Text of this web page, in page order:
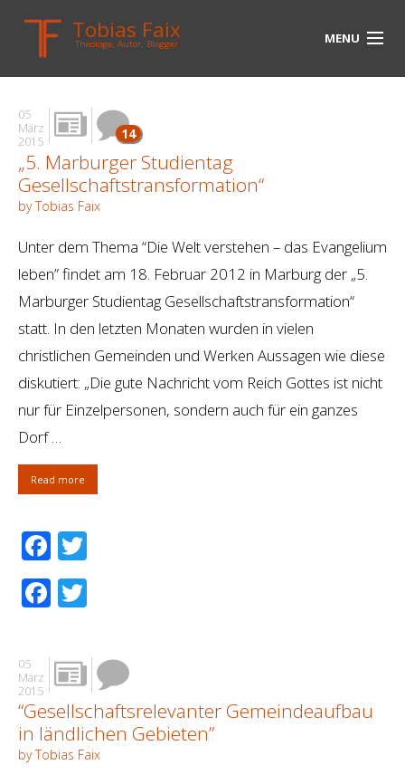
Tobias Faix
Theologe, Autor, Blogger MENU
HOME
BLOG
BIOGRAPHIE
BÜCHER
UNTERWEGS
MEDIEN
LINKS
05
März
2015
14
„5. Marburger Studientag
Gesellschaftstransformation“
by Tobias Faix
Unter dem Thema “Die Welt verstehen – das Evangelium
leben” findet am 18. Februar 2012 in Marburg der „5.
Marburger Studientag Gesellschaftstransformation“
statt. In den letzten Monaten wurden in vielen
christlichen Gemeinden und Werken Aussagen wie diese
diskutiert: „Die gute Nachricht vom Reich Gottes ist nicht
nur für Einzelpersonen, sondern auch für ein ganzes
Dorf …
Read more
Facebook
Facebook
05
März
2015
“Gesellschaftsrelevanter Gemeindeaufbau
in ländlichen Gebieten”
by Tobias Faix